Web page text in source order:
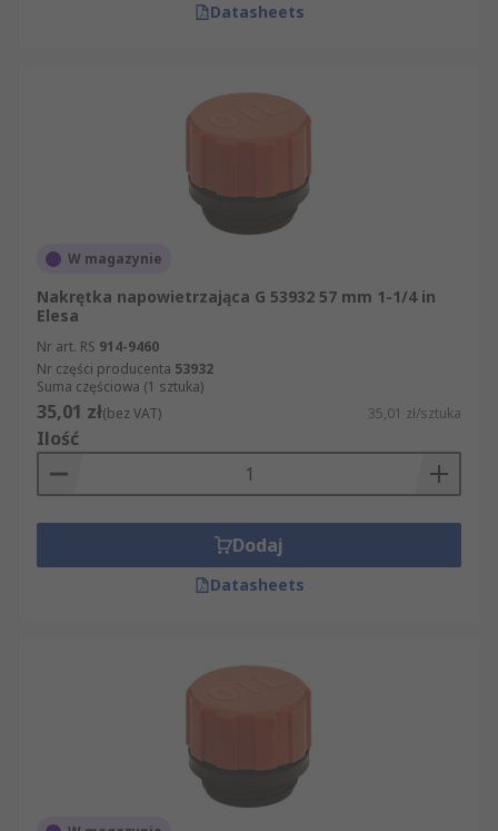
Datasheets
W magazynie
Nakrętka napowietrzająca G 53932 57 mm 1-1/4 in
Elesa
Nr art. RS 914-9460
Nr części producenta 53932
Suma częściowa (1 sztuka)
35,01 zł(bez VAT) 35,01 zł/sztuka
Ilość
Dodaj
Datasheets